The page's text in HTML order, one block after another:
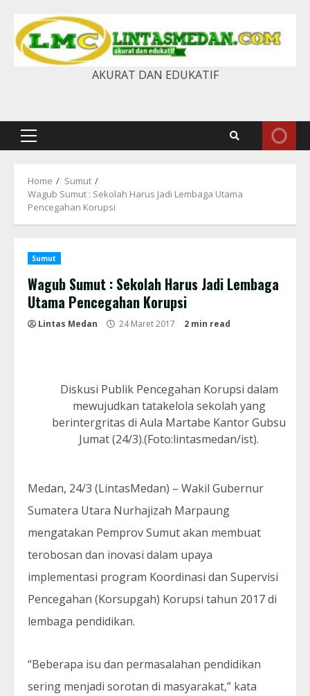
content
AKURAT DAN EDUKATIF
Primary
Home
Sumut
Wagub Sumut : Sekolah Harus Jadi Lembaga Utama
Pencegahan Korupsi
Sumut
Wagub Sumut : Sekolah Harus Jadi Lembaga
Utama Pencegahan Korupsi
Lintas Medan 24 Maret 2017 2 min read
Diskusi Publik Pencegahan Korupsi dalam
mewujudkan tatakelola sekolah yang
berintergritas di Aula Martabe Kantor Gubsu
Jumat (24/3).(Foto:lintasmedan/ist).
Medan, 24/3 (LintasMedan) – Wakil Gubernur
Sumatera Utara Nurhajizah Marpaung
mengatakan Pemprov Sumut akan membuat
terobosan dan inovasi dalam upaya
implementasi program Koordinasi dan Supervisi
Pencegahan (Korsupgah) Korupsi tahun 2017 di
lembaga pendidikan.
“Beberapa isu dan permasalahan pendidikan
sering menjadi sorotan di masyarakat,” kata